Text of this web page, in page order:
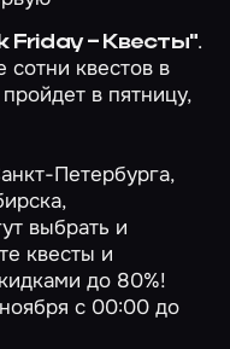
Friday – Квесты".
квестов в
в пятницу,
Петербурга,
,
выбрать и
квесты и
до 80%!
с 00:00 до